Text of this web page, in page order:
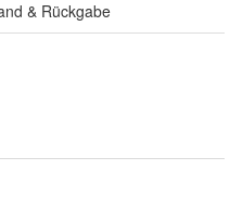
& Rückgabe